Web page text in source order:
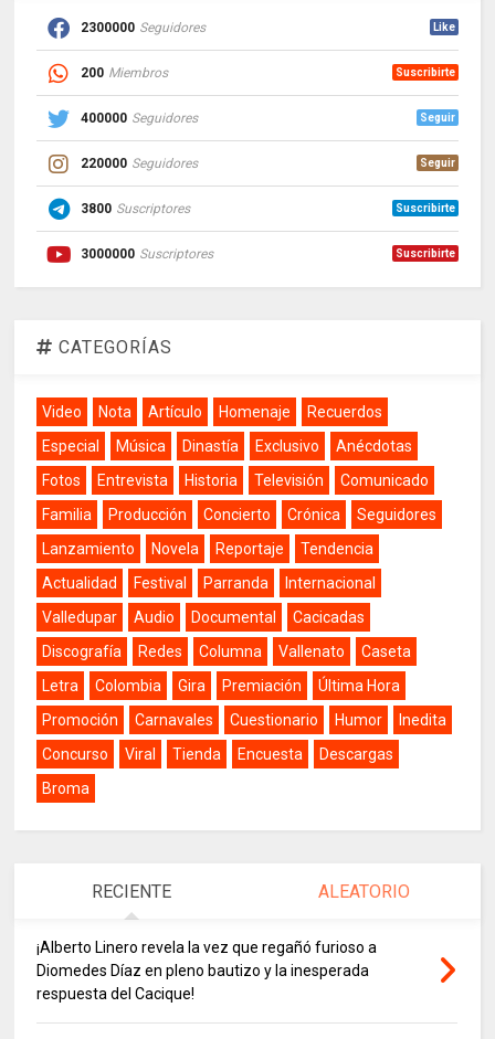
2300000 Seguidores Like
200 Miembros Suscribirte
400000 Seguidores Seguir
220000 Seguidores Seguir
3800 Suscriptores Suscribirte
3000000 Suscriptores Suscribirte
CATEGORÍAS
Video Nota Artículo Homenaje
Recuerdos
Especial
Música Dinastía Exclusivo
Anécdotas
Fotos
Entrevista Historia Televisión
Comunicado
Familia
Producción Concierto Crónica
Seguidores
Lanzamiento
Novela Reportaje
Tendencia
Actualidad
Festival Parranda
Internacional
Valledupar
Audio Documental
Cacicadas
Discografía
Redes Columna Vallenato
Caseta
Letra
Colombia Gira Premiación
Última Hora
Promoción
Carnavales Cuestionario Humor
Inedita
Concurso
Viral Tienda Encuesta
Descargas
Broma
RECIENTE ALEATORIO
¡Alberto Linero revela la vez que regañó furioso a
Diomedes Díaz en pleno bautizo y la inesperada
respuesta del Cacique!